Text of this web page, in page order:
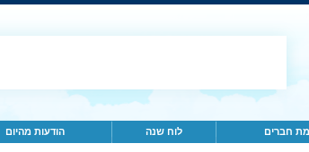
חברים לוח שנה הודעות מהיום